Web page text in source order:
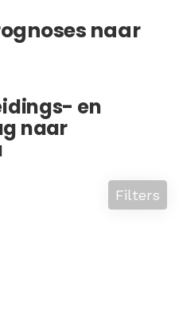
naar
en
naar
Filters